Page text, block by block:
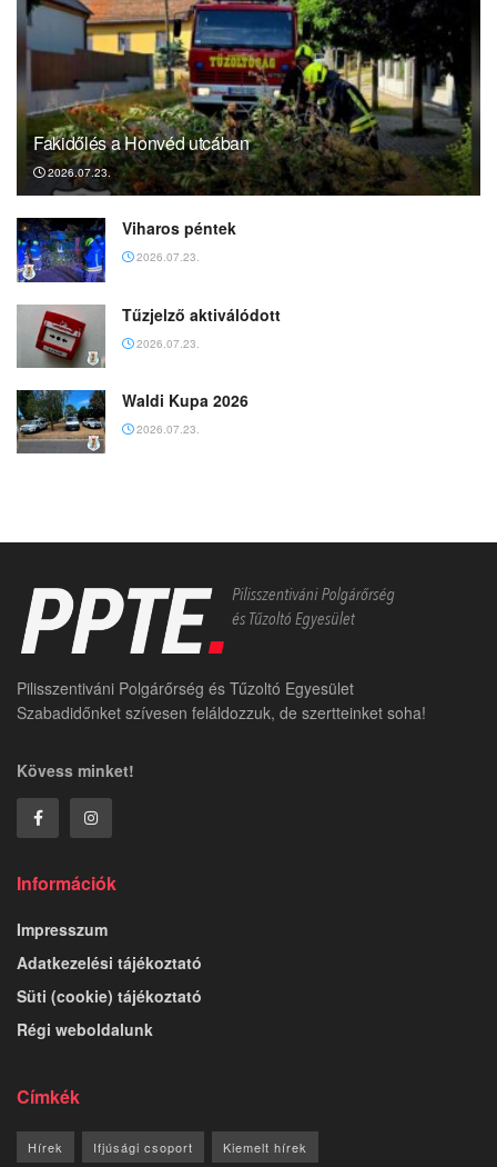
Fakidőlés a Honvéd utcában
2026.07.23.
Viharos péntek
2026.07.23.
Tűzjelző aktiválódott
2026.07.23.
Waldi Kupa 2026
2026.07.23.
Pilisszentiváni Polgárőrség és Tűzoltó Egyesület
Szabadidőnket szívesen feláldozzuk, de szertteinket soha!
Kövess minket!
Információk
Impresszum
Adatkezelési tájékoztató
Süti (cookie) tájékoztató
Régi weboldalunk
Címkék
Hírek Ifjúsági csoport Kiemelt hírek